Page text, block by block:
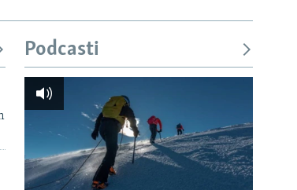
Podcasti